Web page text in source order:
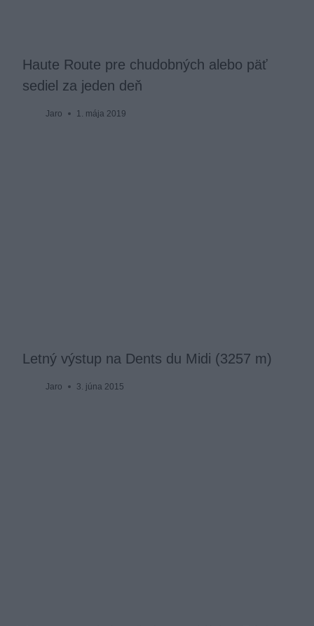
Haute Route pre chudobných alebo päť
sediel za jeden deň
Jaro 1. mája 2019
Letný výstup na Dents du Midi (3257 m)
Jaro 3. júna 2015